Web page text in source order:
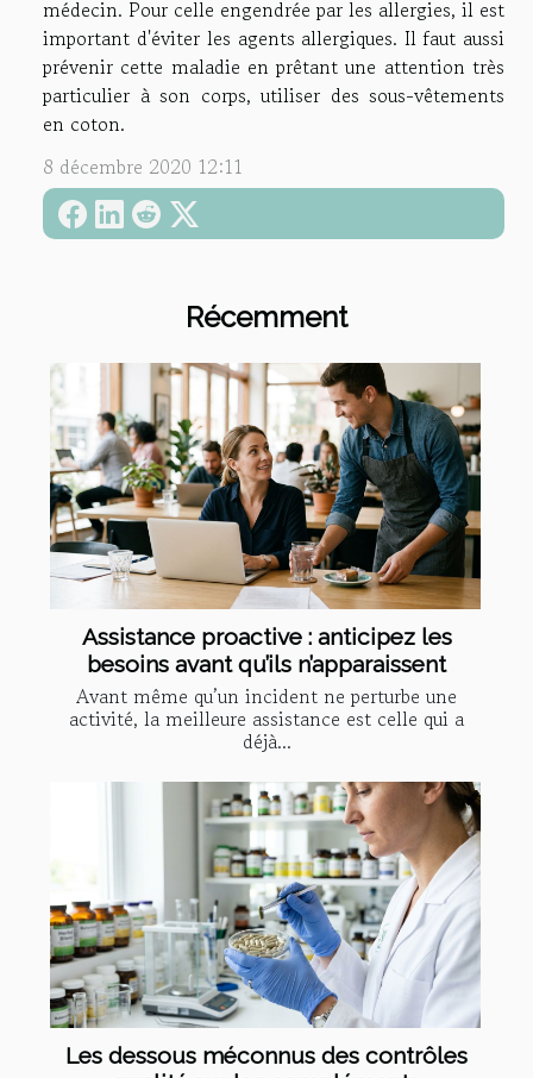
Récemment
Assistance proactive : anticipez les
besoins avant qu’ils n’apparaissent
Avant même qu’un incident ne perturbe une
activité, la meilleure assistance est celle qui a
déjà...
Les dessous méconnus des contrôles
médecin. Pour celle engendrée par les allergies, il est
important d'éviter les agents allergiques. Il faut aussi
prévenir cette maladie en prêtant une attention très
particulier à son corps, utiliser des sous-vêtements
en coton.
8 décembre 2020 12:11